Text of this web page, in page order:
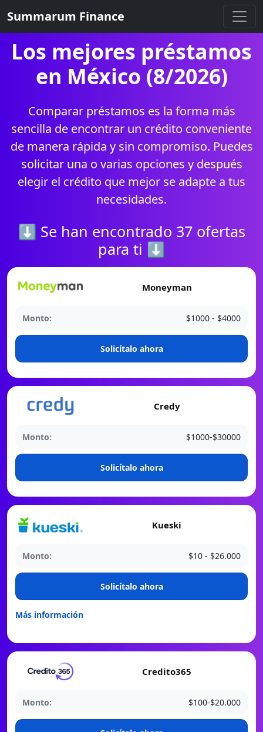
Summarum Finance
Los mejores préstamos
en México (8/2026)
Comparar préstamos es la forma más
sencilla de encontrar un crédito conveniente
de manera rápida y sin compromiso. Puedes
solicitar una o varias opciones y después
elegir el crédito que mejor se adapte a tus
necesidades.
⬇ Se han encontrado 37 ofertas
para ti ⬇
Moneyman
Monto: $1000 - $4000
️Solicítalo ahora
Credy
Monto: $1000-$30000
️Solicítalo ahora
Kueski
Monto: $10 - $26.000
️Solicítalo ahora
Más información
Credito365
Monto: $100-$20.000